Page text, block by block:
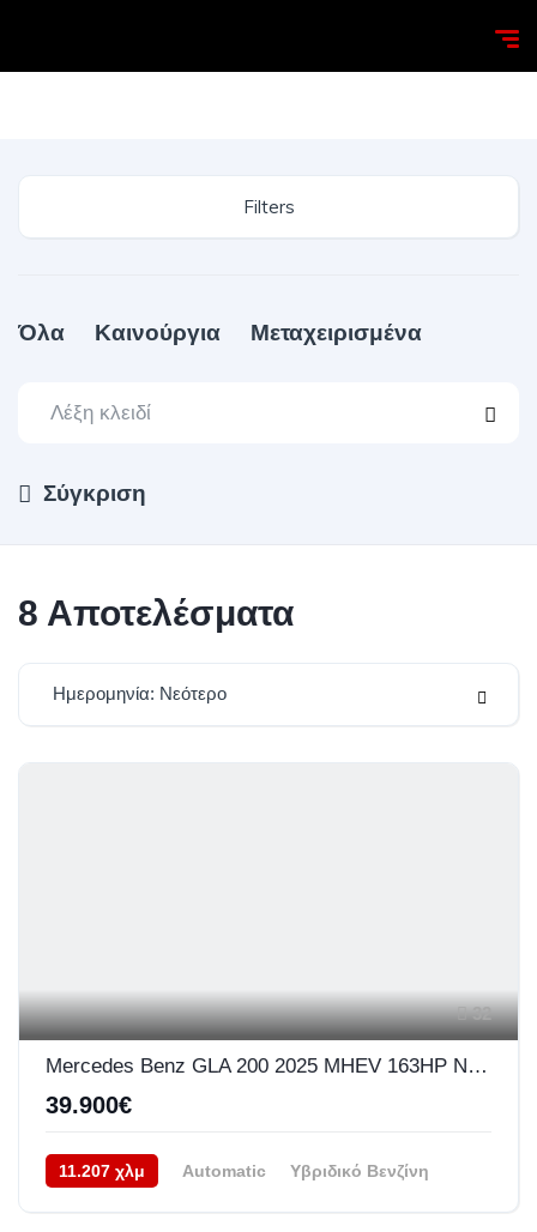
Filters
Όλα Καινούργια Μεταχειρισμένα
Σύγκριση
8 Αποτελέσματα
Ημερομηνία: Νεότερο
32
Mercedes Benz GLA 200 2025 MHEV 163HP NAVI LED 7G TRONIC
39.900€
11.207 χλμ Automatic
Υβριδικό Βενζίνη